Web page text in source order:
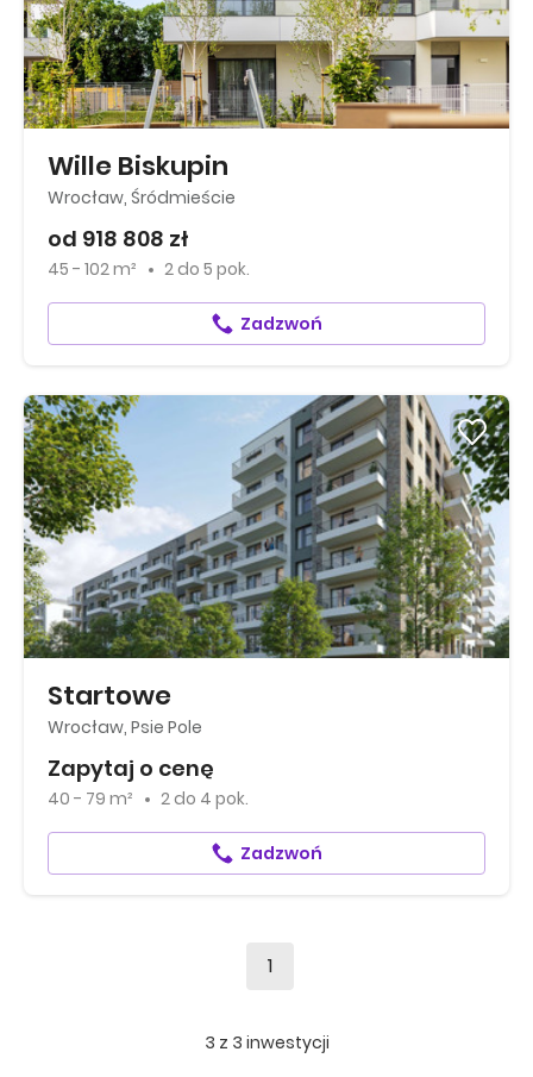
Wille Biskupin
Wrocław, Śródmieście
od 918 808 zł
45 - 102 m² 2 do 5 pok.
Zadzwoń
Startowe
Wrocław, Psie Pole
Zapytaj o cenę
40 - 79 m² 2 do 4 pok.
Zadzwoń
1
3 z 3 inwestycji